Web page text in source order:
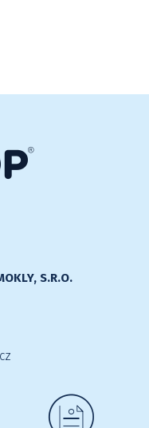
S.R.O.